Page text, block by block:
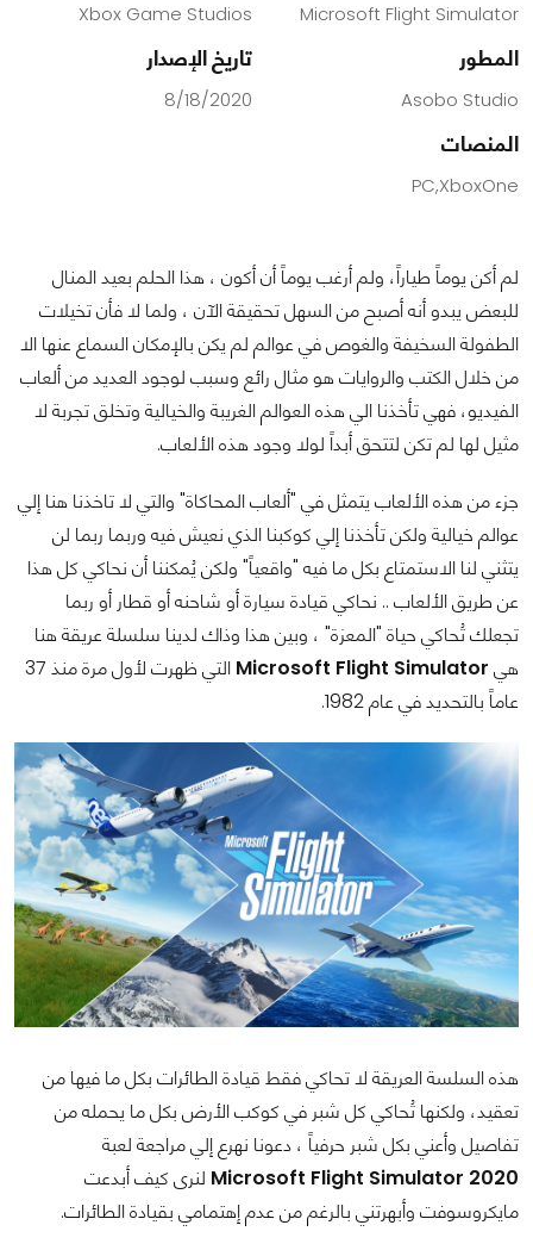
Microsoft Flight Simulator
Xbox Game Studios
المطور
Asobo Studio
تاريخ الإصدار
8/18/2020
المنصات
PC,XboxOne
لم أكن يوماً طياراً، ولم أرغب يوماً أن أكون ، هذا الحلم بعيد المنال
للبعض يبدو أنه أصبح من السهل تحقيقة الآن ، ولما لا فأن تخيلات
الطفولة السخيفة والغوص في عوالم لم يكن بالإمكان السماع عنها الا
من خلال الكتب والروايات هو مثال رائع وسبب لوجود العديد من ألعاب
الفيديو، فهي تأخذنا الي هذه العوالم الغريبة والخيالية وتخلق تجربة لا
مثيل لها لم تكن لتتحق أبداً لولا وجود هذه الألعاب.
جزء من هذه الألعاب يتمثل في "ألعاب المحاكاة" والتي لا تاخذنا هنا إلي
عوالم خيالية ولكن تأخذنا إلي كوكبنا الذي نعيش فيه وربما ربما لن
يتثني لنا الاستمتاع بكل ما فيه "واقعياً" ولكن يُمكننا أن نحاكي كل هذا
عن طريق الألعاب .. نحاكي قيادة سيارة أو شاحنه أو قطار أو ربما
تجعلك تُحاكي حياة "المعزة" ، وبين هذا وذاك لدينا سلسلة عريقة هنا
هي Microsoft Flight Simulator
التي ظهرت لأول مرة منذ 37
عاماً بالتحديد في عام 1982.
هذه السلسة العريقة لا تحاكي فقط قيادة الطائرات بكل ما فيها من
تعقيد، ولكنها تُحاكي كل شبر في كوكب الأرض بكل ما يحمله من
تفاصيل وأعني بكل شبر حرفياً ، دعونا نهرع إلي مراجعة لعبة
Microsoft Flight Simulator 2020 لنرى كيف أبدعت
مايكروسوفت وأبهرتني بالرغم من عدم إهتمامي بقيادة الطائرات.